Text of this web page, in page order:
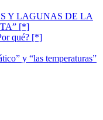
Y LAGUNAS DE LA
[*]
qué? [*]
y “las temperaturas”